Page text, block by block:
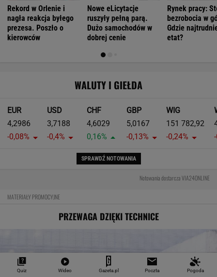
Rekord w Orlenie i
nagła reakcja byłego
prezesa. Poszło o
kierowców
Nowe eLicytacje
ruszyły pełną parą.
Dużo samochodów w
dobrej cenie
Rynek pracy:
bezrobocia w
Gdzie
etat?
WALUTY I GIEŁDA
EUR
4,2986
-0,08%
USD
3,7188
-0,4%
CHF
4,6029
0,16%
GBP
5,0167
-0,13%
WIG
151 782,92
-0,24%
SPRAWDŹ NOTOWANIA
Notowania dostarcza VIA24ONLINE
MATERIAŁY PROMOCYJNE
PRZEWAGA DZIĘKI TECHNICE
Quiz Wideo Gazeta.pl Poczta Pogoda